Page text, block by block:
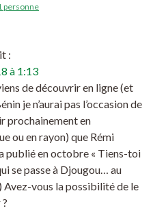
personne
:
à 1:13
de découvrir en ligne (et
je n’aurai pas l’occasion de
prochainement en
ou en rayon) que Rémi
publié en octobre « Tiens-toi
se passe à Djougou… au
) Avez-vous la possibilité de le